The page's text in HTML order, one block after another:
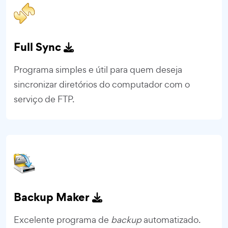
Full Sync
Programa simples e útil para quem deseja
sincronizar diretórios do computador com o
serviço de FTP.
Backup Maker
Excelente programa de backupautomatizado.